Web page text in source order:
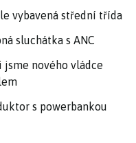
vybavená střední třída
sluchátka s ANC
jsme nového vládce
s powerbankou